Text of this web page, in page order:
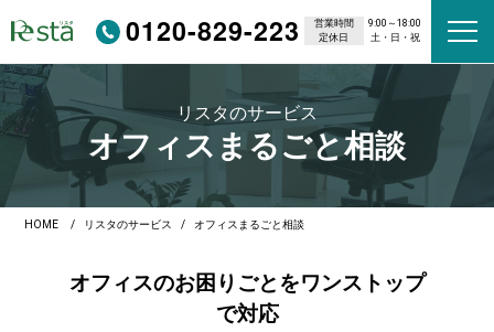
0120-829-223 営業時間
9:00～18:00
定休日
土・日・祝
リスタのサービス
オフィスまるごと相談
HOME リスタのサービス オフィスまるごと相談
オフィスのお困りごと をワンストップ
で対応